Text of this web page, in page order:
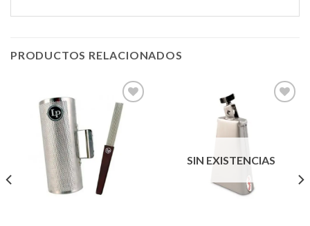
PRODUCTOS RELACIONADOS
Añadir
lista de
deseos
SIN EXISTENCIAS